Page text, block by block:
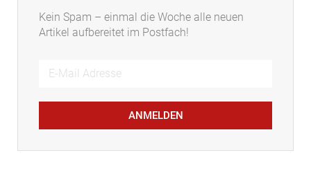
Kein Spam – einmal die Woche alle neuen
Artikel aufbereitet im Postfach!
ANMELDEN